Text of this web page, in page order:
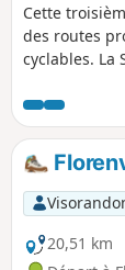
Cette
des routes
cyclables. La
multiples fois
randonnée
axes
20,51 km